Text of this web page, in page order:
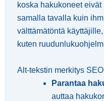
koska hakukoneet eivät
samalla tavalla kuin
välttämätöntä
kuten
Alt-tekstin merkitys
Parantaa
auttaa